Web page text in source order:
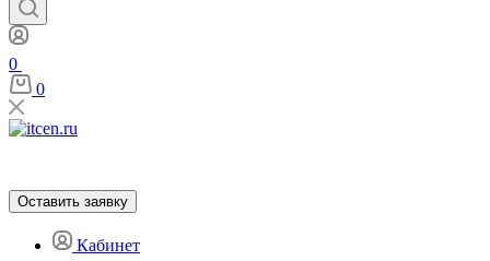
0
0
Оставить заявку
Кабинет